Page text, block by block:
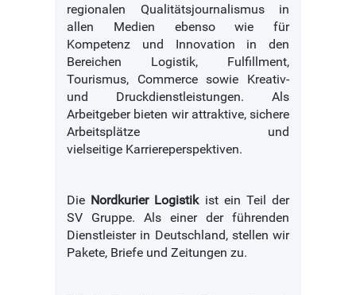
regionalen Qualitätsjournalismus
in
allen Medien ebenso wie für
Kompetenz und Innovation in den
Bereichen Logistik, Fulfillment,
Tourismus, Commerce sowie Kreativ-
und
Druckdienstleistungen.
Als
Arbeitgeber bieten wir attraktive, sichere
Arbeitsplätze und
vielseitige Karriereperspektiven.
Die Nordkurier Logistik ist ein Teil der
SV Gruppe. Als einer der führenden
Dienstleister in Deutschland, stellen wir
Pakete, Briefe und Zeitungen zu.